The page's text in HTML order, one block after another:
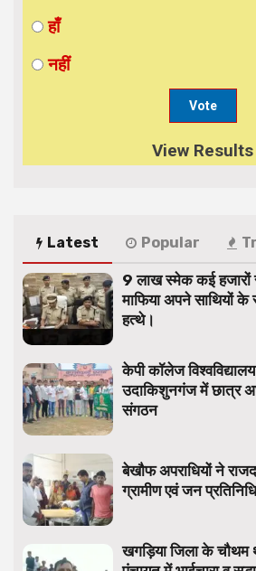
हाँ
नहीं
View Results
Latest Popular
9 लाख स्मेक कई हजारों
माफिया अपने साथियों
हत्थे।
केपी कॉलेज
उदाकिशुनगंज में छात्र
संगठन
बेखौफ अपराधियों ने
ग्रामीण एवं जन
खगड़िया जिला के चौथम